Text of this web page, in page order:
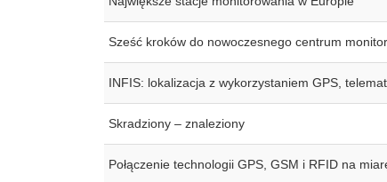
Sześć kroków do nowoczesnego centrum
INFIS: lokalizacja z wykorzystaniem GPS,
Skradziony – znaleziony
Połączenie technologii GPS, GSM i RFID na